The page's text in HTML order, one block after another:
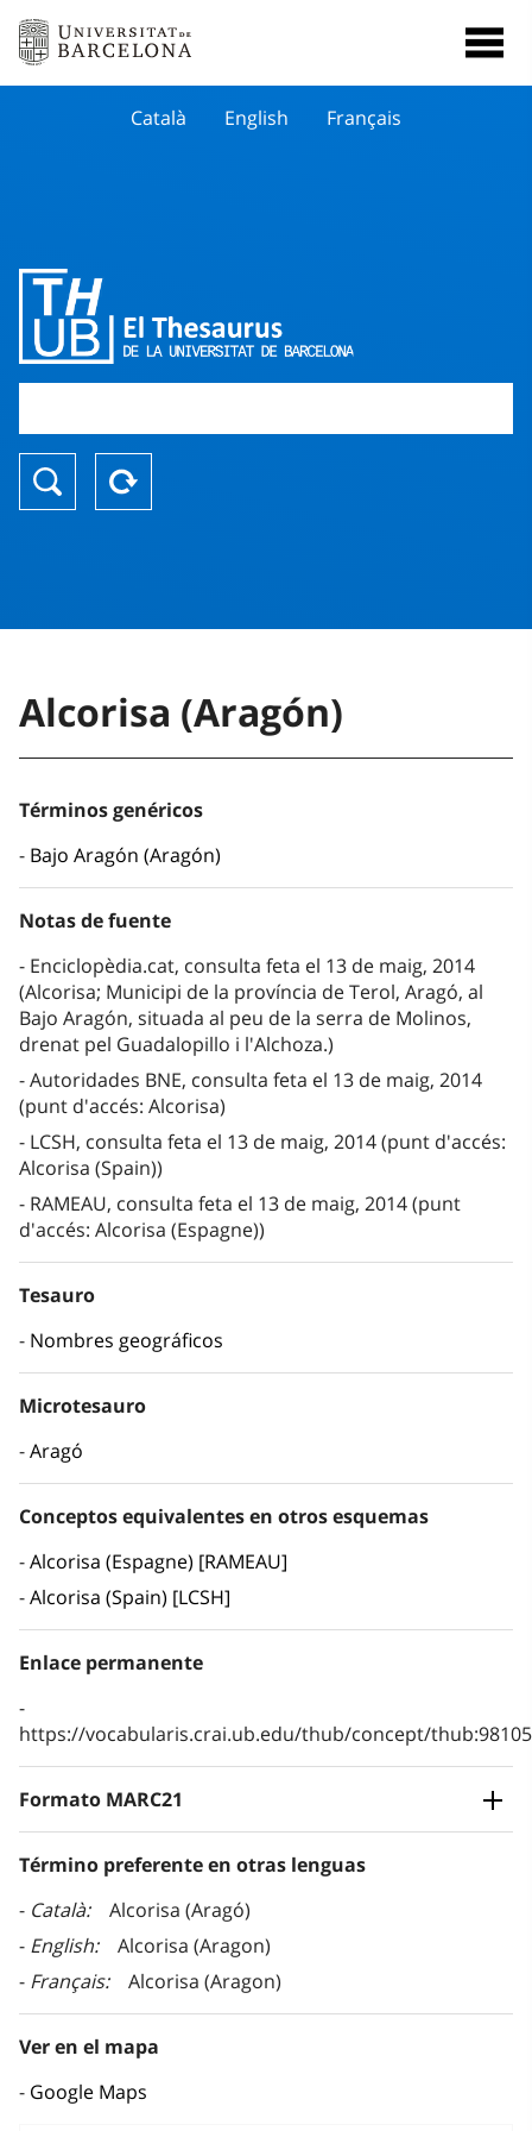
Català English Français
Alcorisa (Aragón)
Términos genéricos
Bajo Aragón (Aragón)
Notas de fuente
Enciclopèdia.cat, consulta feta el 13 de maig, 2014
(Alcorisa; Municipi de la província de Terol, Aragó, al
Bajo Aragón, situada al peu de la serra de Molinos,
drenat pel Guadalopillo i l'Alchoza.)
Autoridades BNE, consulta feta el 13 de maig, 2014
(punt d'accés: Alcorisa)
LCSH, consulta feta el 13 de maig, 2014 (punt d'accés:
Alcorisa (Spain))
RAMEAU, consulta feta el 13 de maig, 2014 (punt
d'accés: Alcorisa (Espagne))
Tesauro
Nombres geográficos
Microtesauro
Aragó
Conceptos equivalentes en otros esquemas
Alcorisa (Espagne) [RAMEAU]
Alcorisa (Spain) [LCSH]
Enlace permanente
https://vocabularis.crai.ub.edu/thub/concept/
Formato MARC21
Término preferente en otras lenguas
Català
Alcorisa (Aragó)
English
Alcorisa (Aragon)
Français
Alcorisa (Aragon)
Ver en el mapa
Google Maps